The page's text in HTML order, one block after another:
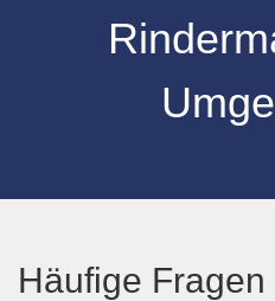
Häufige Fragen